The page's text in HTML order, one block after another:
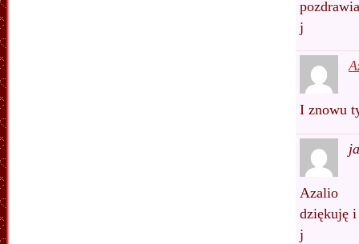
j
I znowu
Azalio
dziękuję
j